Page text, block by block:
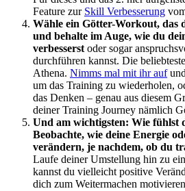
Feature zur Skill Verbesserung
Wähle ein Götter-Workout, das
und behalte im Auge, wie du
verbesserst oder sogar
durchführen kannst. Die
Athena. Nimms mal mit ihr auf
um das Training zu wiederholen,
das Denken – genau aus diesem
deiner Training Journey nämlich
Und am wichtigsten: Wie fühlst
Beobachte, wie deine Energie
verändern, je nachdem, ob du
Laufe deiner Umstellung hin zu
kannst du vielleicht positive
dich zum Weitermachen